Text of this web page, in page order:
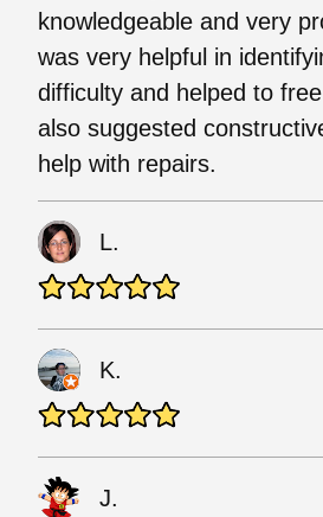
knowledgeable and very
was very helpful in
difficulty and helped to
also suggested
help with repairs.
L.
K.
J.